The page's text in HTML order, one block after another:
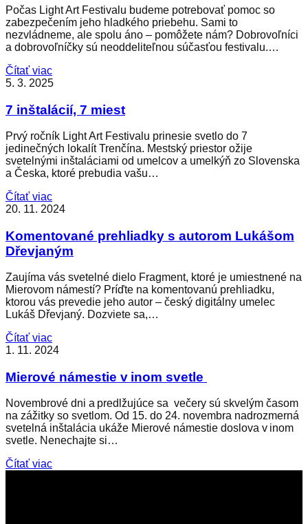
Počas Light Art Festivalu budeme potrebovať pomoc so
zabezpečením jeho hladkého priebehu. Sami to
nezvládneme, ale spolu áno – pomôžete nám? Dobrovoľníci
a dobrovoľníčky sú neoddeliteľnou súčasťou festivalu.…
Čítať viac
5. 3. 2025
7 inštalácií, 7 miest
Prvý ročník Light Art Festivalu prinesie svetlo do 7
jedinečných lokalít Trenčína. Mestský priestor ožije
svetelnými inštaláciami od umelcov a umelkýň zo Slovenska
a Česka, ktoré prebudia vašu…
Čítať viac
20. 11. 2024
Komentované prehliadky s autorom Lukášom
Dřevjaným
Zaujíma vás svetelné dielo Fragment, ktoré je umiestnené na
Mierovom námestí? Príďte na komentovanú prehliadku,
ktorou vás prevedie jeho autor – český digitálny umelec
Lukáš Dřevjaný. Dozviete sa,…
Čítať viac
1. 11. 2024
Mierové námestie v inom svetle
Novembrové dni a predlžujúce sa večery sú skvelým časom
na zážitky so svetlom. Od 15. do 24. novembra nadrozmerná
svetelná inštalácia ukáže Mierové námestie doslova v inom
svetle. Nenechajte si…
Čítať viac